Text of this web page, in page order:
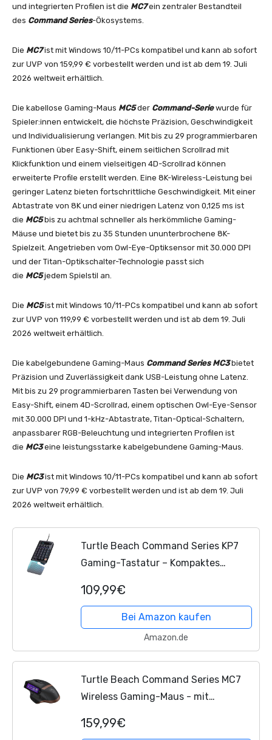
und integrierten Profilen ist die MC7ein zentraler Bestandteil
des Command Series-Ökosystems.
Die MC7ist mit Windows 10/11-PCs kompatibel und kann ab sofort
zur UVP von 159,99 € vorbestellt werden und ist ab dem 19. Juli
2026 weltweit erhältlich.
Die kabellose Gaming-Maus MC5der Command-Seriewurde für
Spieler:innen entwickelt, die höchste Präzision, Geschwindigkeit
und Individualisierung verlangen. Mit bis zu 29 programmierbaren
Funktionen über Easy-Shift, einem seitlichen Scrollrad mit
Klickfunktion und einem vielseitigen 4D-Scrollrad können
erweiterte Profile erstellt werden. Eine 8K-Wireless-Leistung bei
geringer Latenz bieten fortschrittliche Geschwindigkeit. Mit einer
Abtastrate von 8K und einer niedrigen Latenz von 0,125 ms ist
die MC5bis zu achtmal schneller als herkömmliche Gaming-
Mäuse und bietet bis zu 35 Stunden ununterbrochene 8K-
Spielzeit. Angetrieben vom Owl-Eye-Optiksensor mit 30.000 DPI
und der Titan-Optikschalter-Technologie passt sich
die MC5jedem Spielstil an.
Die MC5ist mit Windows 10/11-PCs kompatibel und kann ab sofort
zur UVP von 119,99 € vorbestellt werden und ist ab dem 19. Juli
2026 weltweit erhältlich.
Die kabelgebundene Gaming-Maus Command Series MC3bietet
Präzision und Zuverlässigkeit dank USB-Leistung ohne Latenz.
Mit bis zu 29 programmierbaren Tasten bei Verwendung von
Easy-Shift, einem 4D-Scrollrad, einem optischen Owl-Eye-Sensor
mit 30.000 DPI und 1-kHz-Abtastrate, Titan-Optical-Schaltern,
anpassbarer RGB-Beleuchtung und integrierten Profilen ist
die MC3eine leistungsstarke kabelgebundene Gaming-Maus.
Die MC3ist mit Windows 10/11-PCs kompatibel und kann ab sofort
zur UVP von 79,99 € vorbestellt werden und ist ab dem 19. Juli
2026 weltweit erhältlich.
Turtle Beach Command Series KP7
Gaming-Tastatur – Kompaktes
Schalter, programmierbares Scrollrad,
8K-Abrufrate,...
109,99€
Bei Amazon kaufen
Amazon.de
Turtle Beach Command Series MC7
Wireless Gaming-Maus - mit
echte 8K-Abrufrate, optischer Owl-
159,99€